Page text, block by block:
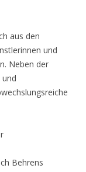
aus den
und
Neben der
Behrens